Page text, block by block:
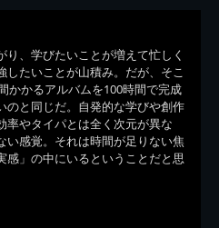
、学びたいことが増えて忙しく
たいことが山積み。だが、そこ
かかるアルバムを100時間で完成
のと同じだ。自発的な学びや創作
率やタイパとは全く次元が異な
い感覚。それは時間が足りない焦
感」の中にいるということだと思